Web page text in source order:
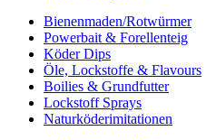
Bienenmaden/Rotwürmer
Powerbait & Forellenteig
Köder Dips
Öle, Lockstoffe & Flavours
Boilies & Grundfutter
Lockstoff Sprays
Naturköderimitationen